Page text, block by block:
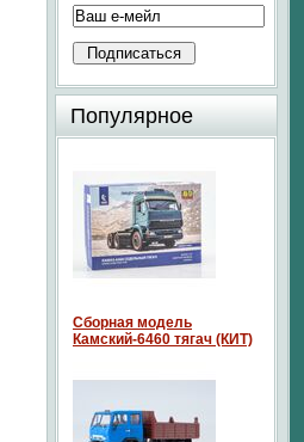
Популярное
Сборная модель
Камский-6460 тягач (КИТ)